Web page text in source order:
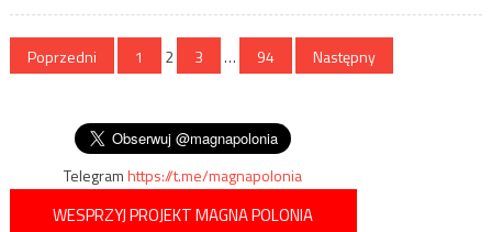
Stronicowanie
Poprzedni 1 2 3 … 94 Następny
Telegramhttps://t.me/magnapolonia
WESPRZYJ PROJEKT MAGNA POLONIA